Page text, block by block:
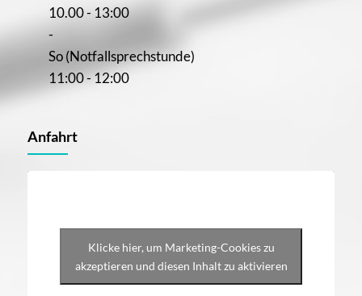
10.00 - 13:00
-
So (Notfallsprechstunde)
11:00 - 12:00
Anfahrt
Klicke hier, um Marketing-Cookies zu
akzeptieren und diesen Inhalt zu aktivieren